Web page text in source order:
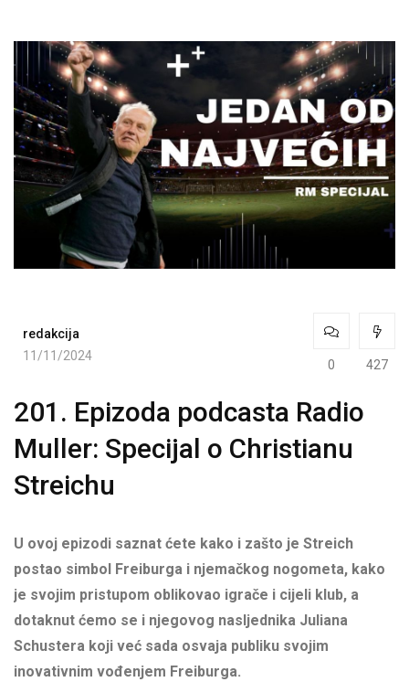
redakcija
11/11/2024
0 427
201. Epizoda podcasta Radio
Muller: Specijal o Christianu
Streichu
U ovoj epizodi saznat ćete kako i zašto je Streich
postao simbol Freiburga i njemačkog nogometa, kako
je svojim pristupom oblikovao igrače i cijeli klub, a
dotaknut ćemo se i njegovog nasljednika Juliana
Schustera koji već sada osvaja publiku svojim
inovativnim vođenjem Freiburga.